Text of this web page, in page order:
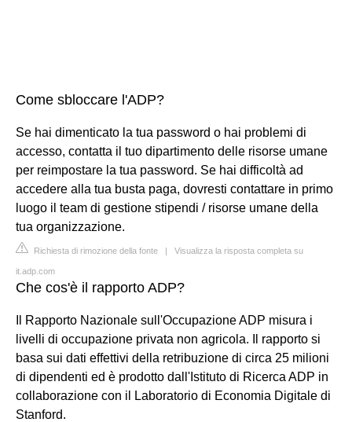
Come sbloccare l'ADP?
Se hai dimenticato la tua password o hai problemi di
accesso, contatta il tuo dipartimento delle risorse umane
per reimpostare la tua password. Se hai difficoltà ad
accedere alla tua busta paga, dovresti contattare in primo
luogo il team di gestione stipendi / risorse umane della
tua organizzazione.
Richiesta di rimozione della fonte | Visualizza la risposta completa su
it.adp.com
Che cos'è il rapporto ADP?
Il Rapporto Nazionale sull'Occupazione ADP misura i
livelli di occupazione privata non agricola. Il rapporto si
basa sui dati effettivi della retribuzione di circa 25 milioni
di dipendenti ed è prodotto dall'Istituto di Ricerca ADP in
collaborazione con il Laboratorio di Economia Digitale di
Stanford.